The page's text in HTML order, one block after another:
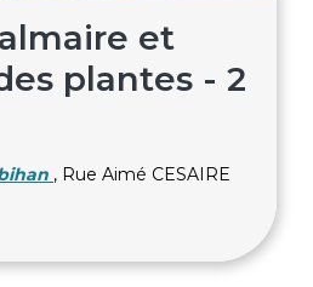
et
plantes - 2
, Rue Aimé CESAIRE